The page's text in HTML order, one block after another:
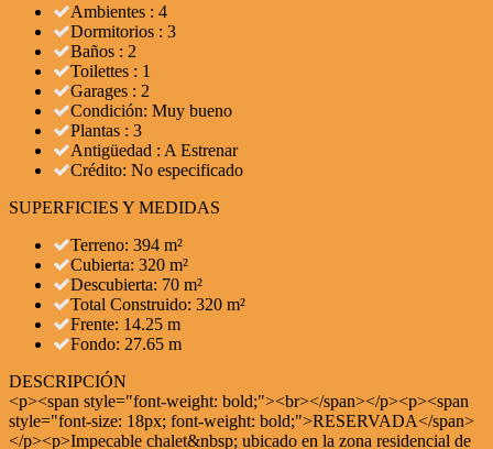
Ambientes : 4
Dormitorios : 3
Baños : 2
Toilettes : 1
Garages : 2
Condición: Muy bueno
Plantas : 3
Antigüedad : A Estrenar
Crédito: No especificado
SUPERFICIES Y MEDIDAS
Terreno: 394 m²
Cubierta: 320 m²
Descubierta: 70 m²
Total Construido: 320 m²
Frente: 14.25 m
Fondo: 27.65 m
DESCRIPCIÓN
<p><span style="font-weight: bold;"><br></span></p><p><span
style="font-size: 18px; font-weight: bold;">RESERVADA</span>
</p><p>Impecable chalet&nbsp; ubicado en la zona residencial de